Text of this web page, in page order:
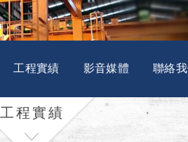
工程實績 影音媒體 聯絡
工程實績